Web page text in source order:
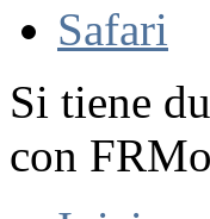
Safari
Si tiene
con